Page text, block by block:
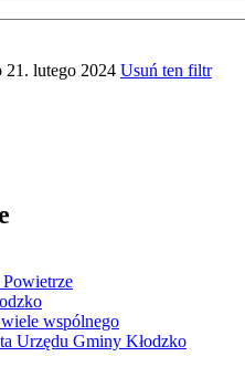
21. lutego 2024 Usuń ten filtr